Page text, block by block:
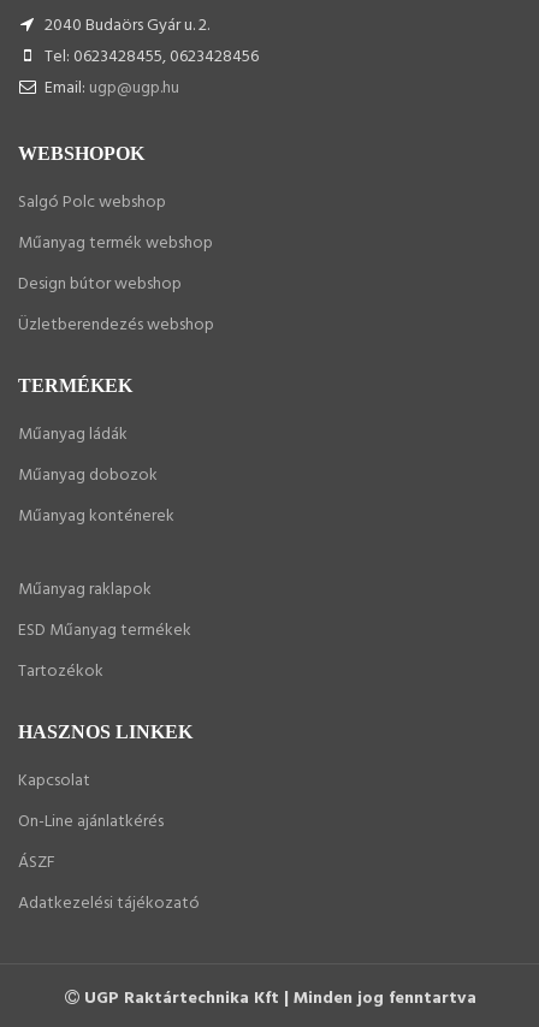
2040 Budaörs Gyár u. 2.
Tel: 0623428455, 0623428456
Email: ugp@ugp.hu
WEBSHOPOK
Salgó Polc webshop
Műanyag termék webshop
Design bútor webshop
Üzletberendezés webshop
TERMÉKEK
Műanyag ládák
Műanyag dobozok
Műanyag konténerek
Műanyag raklapok
ESD Műanyag termékek
Tartozékok
HASZNOS LINKEK
Kapcsolat
On-Line ajánlatkérés
ÁSZF
Adatkezelési tájékozató
UGP Raktártechnika Kft | Minden jog fenntartva